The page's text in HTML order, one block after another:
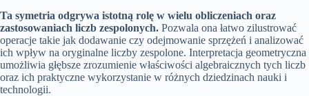
Ta symetria odgrywa istotną rolę w wielu obliczeniach oraz
zastosowaniach liczb zespolonych. Pozwala ona łatwo zilustrować
operacje takie jak dodawanie czy odejmowanie sprzężeń i analizować
ich wpływ na oryginalne liczby zespolone. Interpretacja geometryczna
umożliwia głębsze zrozumienie właściwości algebraicznych tych liczb
oraz ich praktyczne wykorzystanie w różnych dziedzinach nauki i
technologii.